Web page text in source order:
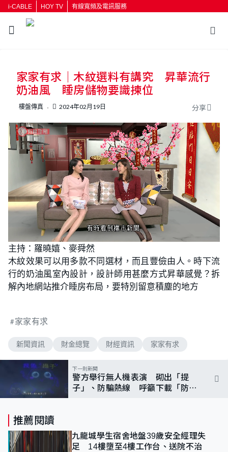
i-CABLE HOY TV 有線寬頻及電訊服務
按輸入鍵開始搜尋
家家有求｜木紋選料有講究 昇華流行
奶油風 睡房儲物要識揀位
樓盤傳真 2024年02月19日 分享
U
n
m
u
t
e
L
o
a
e
d
:
2
.
1
主持：羅曉嬉、麥舜然
木紋效果可以用多款不同選材，而且豐儉由人。時下流
行的奶油風室內設計，設計師用甚麼方式昇華感覺？拆
解內地網站推介睡房布局，要特別留意積塵的地方
家家有求
新聞資訊 財金總覽 財經資訊 家家有求
下一則新聞
警方舉行無人機表演 砌出「提
子」、防騙熱線 呼籲下載「防騙
推薦閱讀
九龍城學生宿舍地盤39歲安全經理失
足 14樓墮至4樓工作台、送院不治